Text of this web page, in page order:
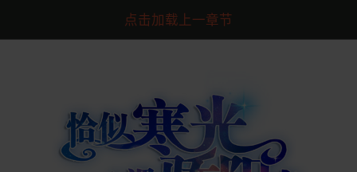
点击加载上一章节